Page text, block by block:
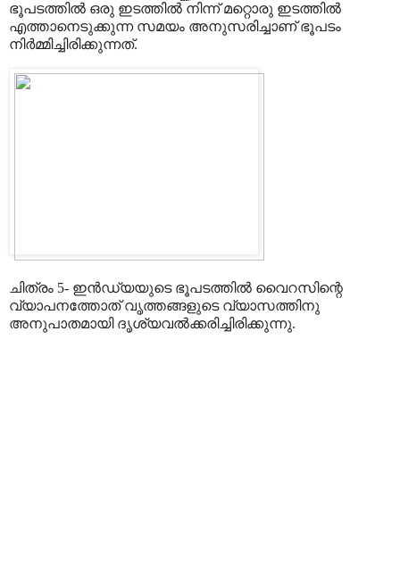
ഭൂപടത്തിൽ ഒരു ഇടത്തിൽ നിന്ന് മറ്റൊരു ഇടത്തിൽ
എത്താനെടുക്കുന്ന സമയം അനുസരിച്ചാണ് ഭൂപടം
നിർമ്മിച്ചിരിക്കുന്നത്.
ചിത്രം 5- ഇൻഡ്യയുടെ ഭൂപടത്തിൽ വൈറസിന്റെ
വ്യാപനത്തോത് വൃത്തങ്ങളുടെ വ്യാസത്തിനു
അനുപാതമായി ദൃശ്യവൽക്കരിച്ചിരിക്കുന്നു.